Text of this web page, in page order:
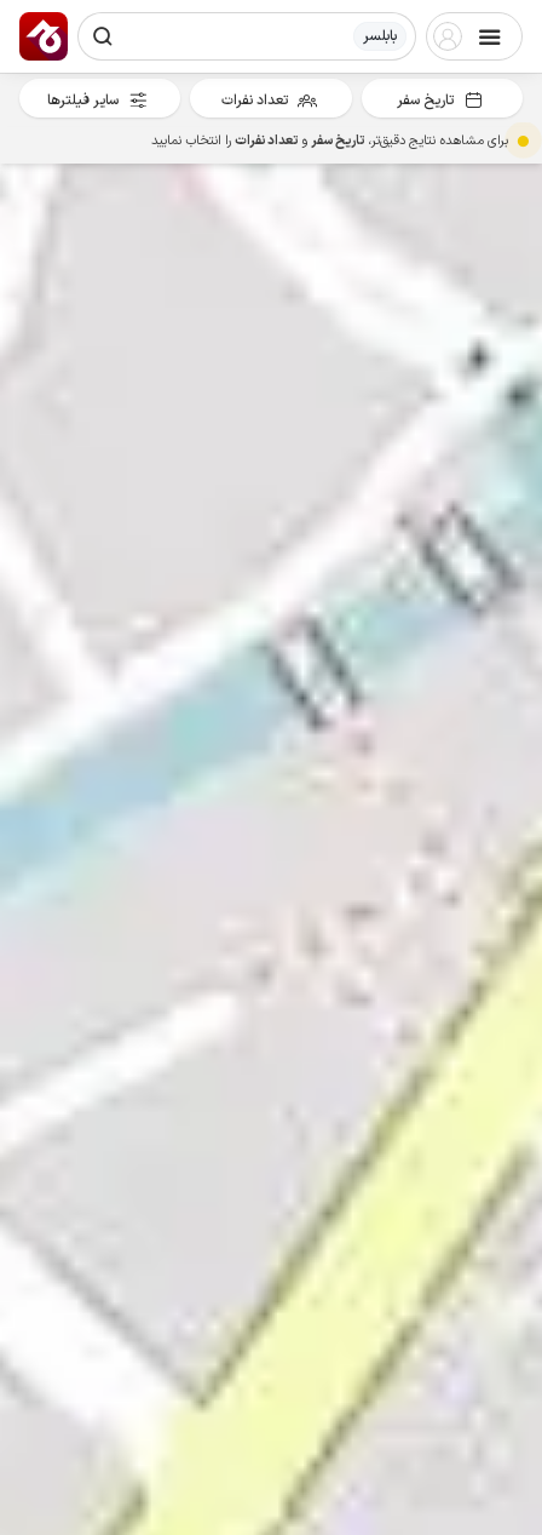
بابلسر
تاریخ سفر تعداد نفرات سایر فیلترها
برای مشاهده نتایج دقیق‌تر، تاریخ سفرو تعداد نفراترا انتخاب نمایید